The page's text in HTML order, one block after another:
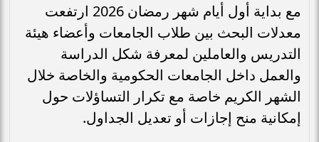
مع بداية أول أيام شهر رمضان 2026 ارتفعت
معدلات البحث بين طلاب الجامعات وأعضاء هيئة
التدريس والعاملين لمعرفة شكل الدراسة
والعمل داخل الجامعات الحكومية والخاصة خلال
الشهر الكريم خاصة مع تكرار التساؤلات حول
إمكانية منح إجازات أو تعديل الجداول.